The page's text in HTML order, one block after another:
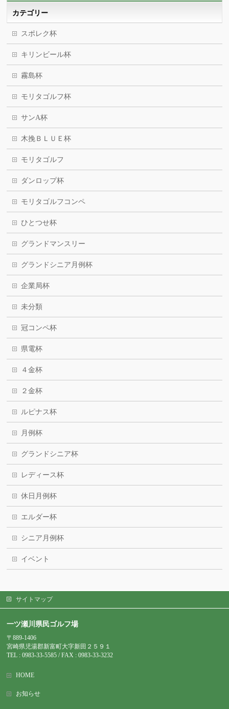
カテゴリー
スポレク杯
キリンビール杯
霧島杯
モリタゴルフ杯
サンA杯
木挽ＢＬＵＥ杯
モリタゴルフ
ダンロップ杯
モリタゴルフコンペ
ひとつせ杯
グランドマンスリー
グランドシニア月例杯
企業局杯
未分類
冠コンペ杯
県電杯
４金杯
２金杯
ルピナス杯
月例杯
グランドシニア杯
レディース杯
休日月例杯
エルダー杯
シニア月例杯
イベント
サイトマップ
一ツ瀬川県民ゴルフ場
〒889-1406
宮崎県児湯郡新富町大字新田２５９１
TEL : 0983-33-5585 / FAX : 0983-33-3232
HOME
お知らせ